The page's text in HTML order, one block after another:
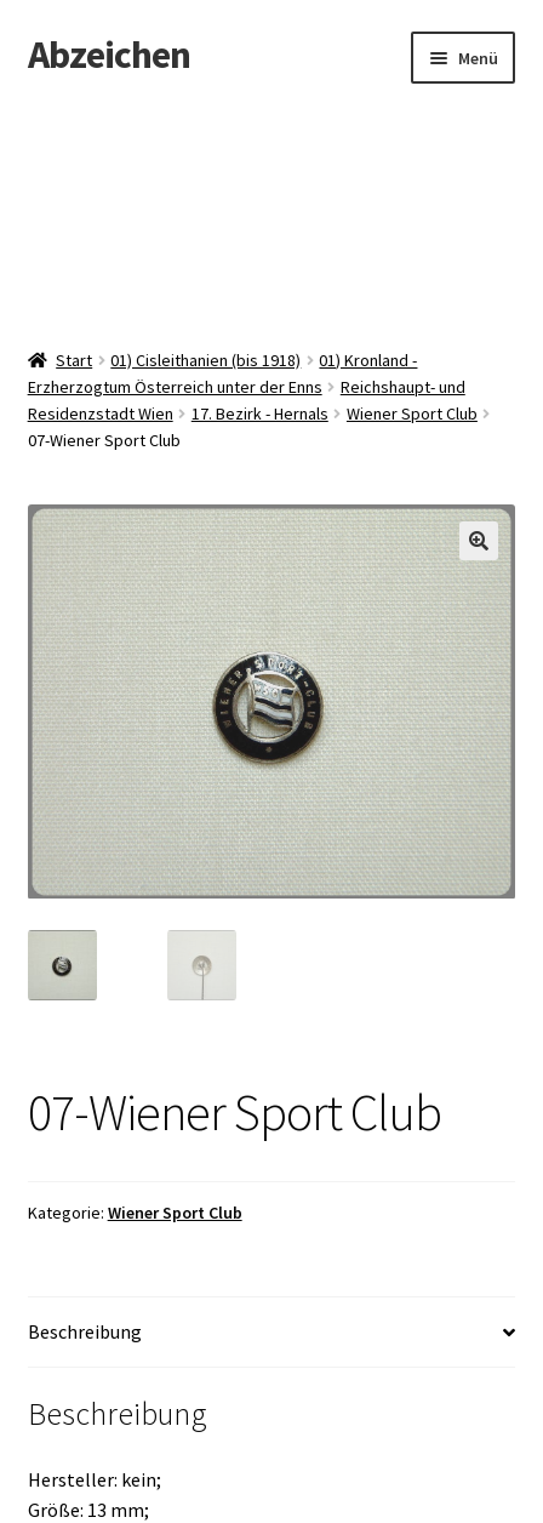
Zur
Navigation
Zum
Inhalt
Abzeichen Menü
Start 01) Cisleithanien (bis 1918)
01) Kronland -
Erzherzogtum Österreich unter der Enns
Reichshaupt- und
Residenzstadt Wien
17. Bezirk - Hernals
Wiener Sport Club
07-Wiener Sport Club
07-Wiener Sport Club
Kategorie: Wiener Sport Club
Beschreibung
Beschreibung
Hersteller: kein;
Größe: 13 mm;